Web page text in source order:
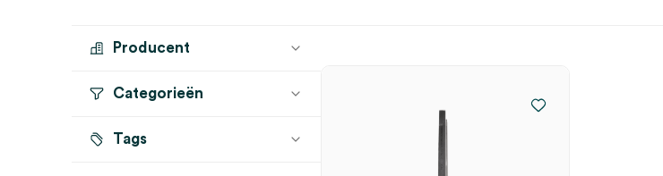
Producent
MEDIPHARCHEM (1)
Categorieën
Stemvorken
Tags